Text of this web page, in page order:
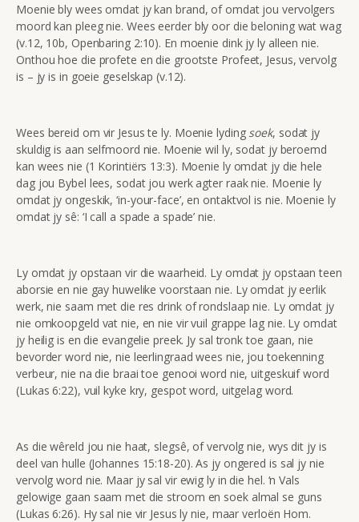
Moenie bly wees omdat jy kan brand, of omdat jou vervolgers
moord kan pleeg nie. Wees eerder bly oor die beloning wat wag
(v.12, 10b, Openbaring 2:10). En moenie dink jy ly alleen nie.
Onthou hoe die profete en die grootste Profeet, Jesus, vervolg
is – jy is in goeie geselskap (v.12).
Wees bereid om vir Jesus te ly. Moenie lyding soek, sodat jy
skuldig is aan selfmoord nie. Moenie wil ly, sodat jy beroemd
kan wees nie (1 Korintiërs 13:3). Moenie ly omdat jy die hele
dag jou Bybel lees, sodat jou werk agter raak nie. Moenie ly
omdat jy ongeskik, ‘in-your-face’, en ontaktvol is nie. Moenie ly
omdat jy sê: ‘I call a spade a spade’ nie.
Ly omdat jy opstaan vir die waarheid. Ly omdat jy opstaan teen
aborsie en nie gay huwelike voorstaan nie. Ly omdat jy eerlik
werk, nie saam met die res drink of rondslaap nie. Ly omdat jy
nie omkoopgeld vat nie, en nie vir vuil grappe lag nie. Ly omdat
jy heilig is en die evangelie preek. Jy sal tronk toe gaan, nie
bevorder word nie, nie leerlingraad wees nie, jou toekenning
verbeur, nie na die braai toe genooi word nie, uitgeskuif word
(Lukas 6:22), vuil kyke kry, gespot word, uitgelag word.
As die wêreld jou nie haat, slegsê, of vervolg nie, wys dit jy is
deel van hulle (Johannes 15:18-20). As jy ongered is sal jy nie
vervolg word nie. Maar jy sal vir ewig ly in die hel. ‘n Vals
gelowige gaan saam met die stroom en soek almal se guns
(Lukas 6:26). Hy sal nie vir Jesus ly nie, maar verloën Hom.